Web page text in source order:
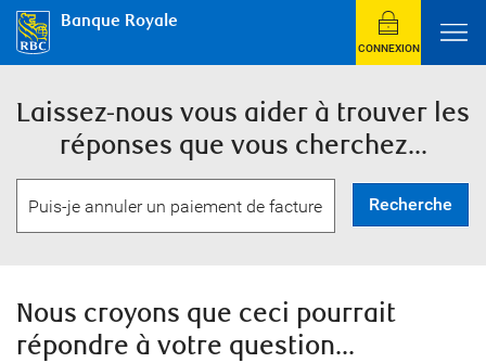
Banque Royale
CONNEXION
Laissez-nous vous aider à trouver les
réponses que vous cherchez...
Recherche
Nous croyons que ceci pourrait
répondre à votre question...